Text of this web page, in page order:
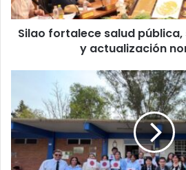
actualización
normativa
Silao fortalece salud
y actualización
University
visita
bachilleratos
bivalentes
de
la